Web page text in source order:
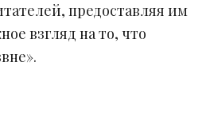
предоставляя им
взгляд на то, что